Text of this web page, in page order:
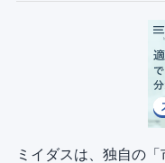
ミイダスは、独自の